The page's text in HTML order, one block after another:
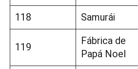
118 Samurái
119
Fábrica de
Papá Noel